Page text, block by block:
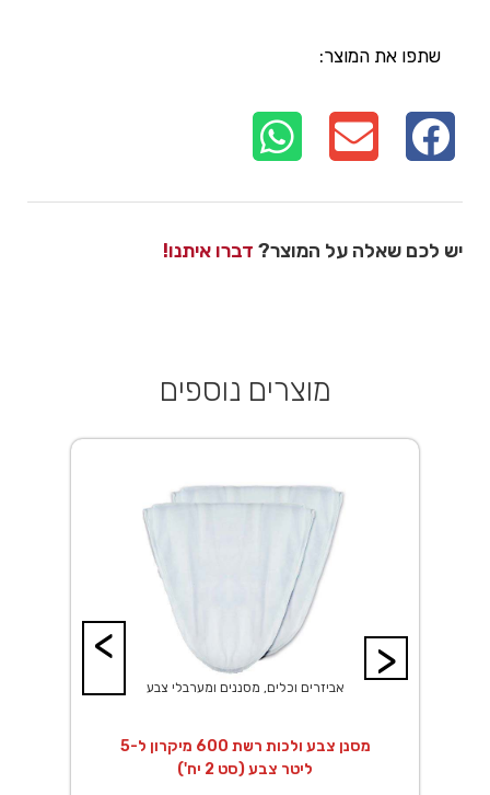
שתפו את המוצר:
יש לכם שאלה על המוצר? דברו איתנו!
מוצרים נוספים
>
אביזרים וכלים, מסננים ומערבלי צבע
מסנן צבע ולכות רשת 600 מיקרון ל-5
ליטר צבע (סט 2 יח')
<